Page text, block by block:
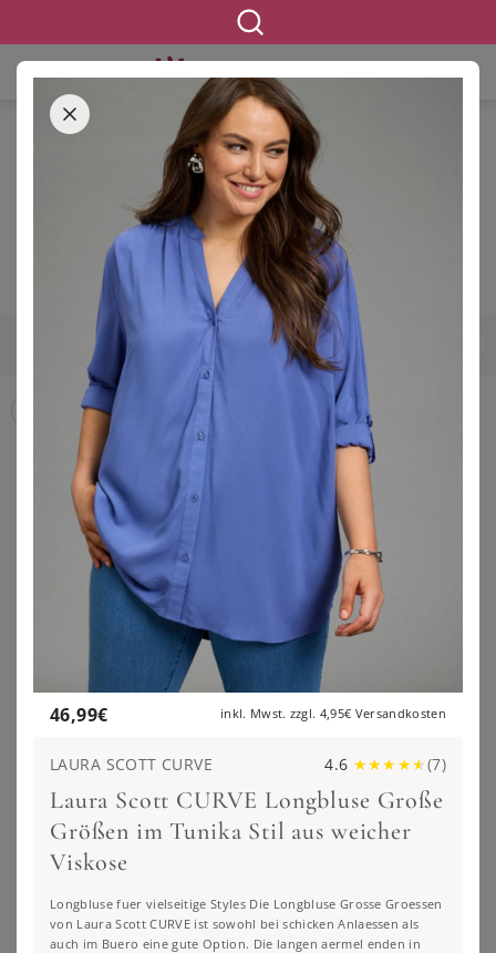
STARTSEITE BEKLEIDUNG BLUSEN & TUNIKEN
Blusen & Tuniken in großen
Größen
12445 ERGEBNISSE
48 50
Blusen Hemdblusen Tuniken
Entdecke unseren neuen Lieblingsfilter:
NACH FIGURTYP FILTERN
46,99€ inkl. Mwst. zzgl. 4,95€ Versandkosten
LAURA SCOTT CURVE 4.6 ★★★★★(7)
Laura Scott CURVE Longbluse Große
Größen im Tunika Stil aus weicher
Viskose
Longbluse fuer vielseitige Styles Die Longbluse Grosse Groessen
von Laura Scott CURVE ist sowohl bei schicken Anlaessen als
auch im Buero eine gute Option. Die langen aermel enden in